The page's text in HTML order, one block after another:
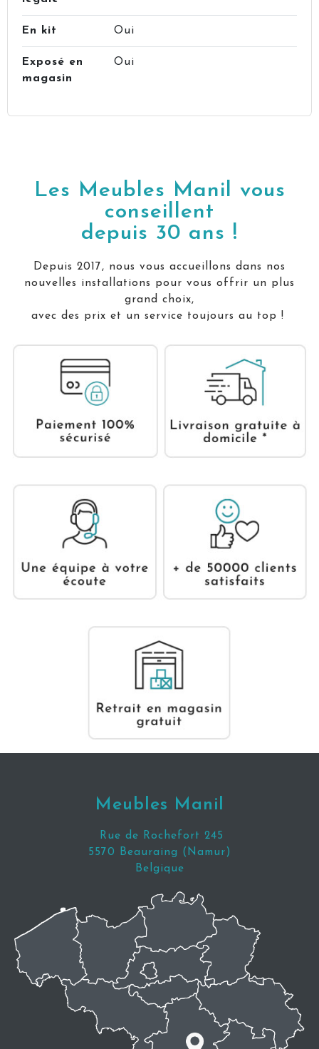
En kit Oui
Exposé en
magasin
Oui
Les Meubles Manil vous
conseillent
depuis 30 ans !
Depuis 2017, nous vous accueillons dans nos
nouvelles installations pour vous offrir un plus
grand choix,
avec des prix et un service toujours au top !
Meubles Manil
Rue de Rochefort 245
5570 Beauraing (Namur)
Belgique